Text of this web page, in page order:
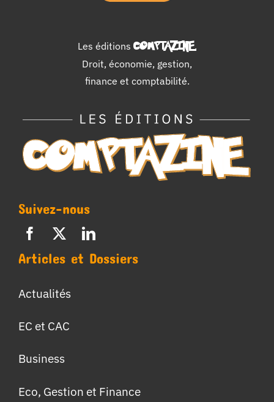
Les éditions COMPTAZINE.
Droit, économie, gestion,
finance et comptabilité.
Suivez-nous
Articles et Dossiers
Actualités
EC et CAC
Business
Eco, Gestion et Finance